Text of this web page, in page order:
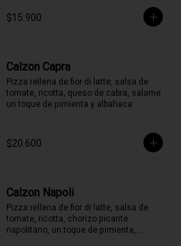
$15.900
Calzon Capra
Pizza rellena de fior di latte, salsa de
tomate, ricotta, queso de cabra, salame
un toque de pimienta y albahaca
$20.600
Calzon Napoli
Pizza rellena de fior di latte, salsa de
tomate, ricotta, chorizo picante
napolitano, un toque de pimienta,